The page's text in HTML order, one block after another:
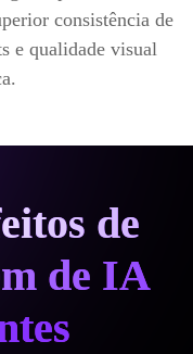
consistência de
e qualidade visual
de
de IA